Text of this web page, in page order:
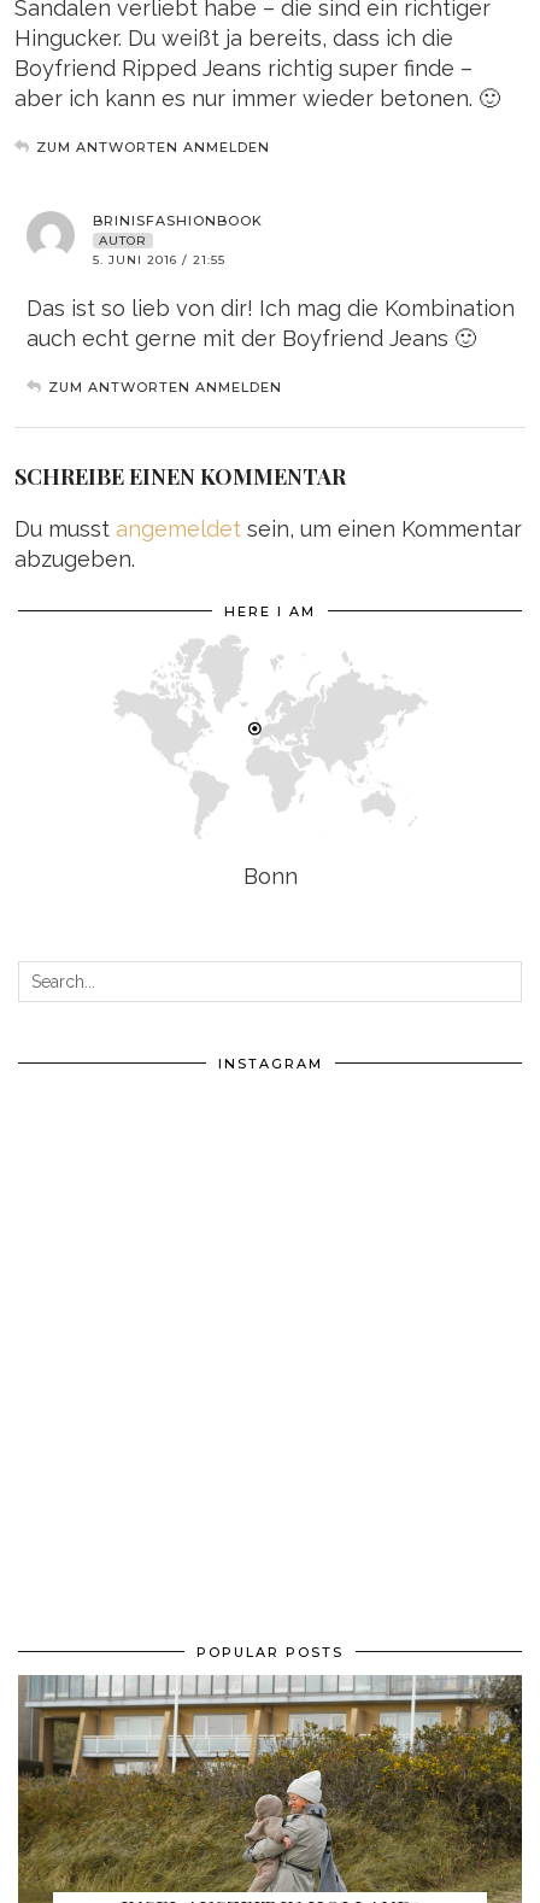
Sandalen verliebt habe – die sind ein richtiger
Hingucker. Du weißt ja bereits, dass ich die
Boyfriend Ripped Jeans richtig super finde –
aber ich kann es nur immer wieder betonen. 🙂
ZUM ANTWORTEN ANMELDEN
BRINISFASHIONBOOK
AUTOR
5. JUNI 2016 / 21:55
Das ist so lieb von dir! Ich mag die Kombination
auch echt gerne mit der Boyfriend Jeans 🙂
ZUM ANTWORTEN ANMELDEN
SCHREIBE EINEN KOMMENTAR
Du musst angemeldet sein, um einen Kommentar
abzugeben.
HERE I AM
Bonn
INSTAGRAM
POPULAR POSTS